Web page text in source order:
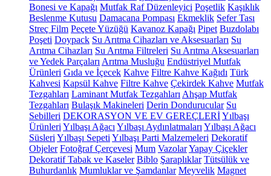
Bonesi ve Kapağı Mutfak Raf Düzenleyici Poşetlik Kaşıklık
Beslenme Kutusu Damacana Pompası Ekmeklik Sefer Tası
Streç Film Peçete Yüzüğü Kavanoz Kapağı Pipet Buzdolabı
Poşeti Doypack Su Arıtma Cihazları ve Aksesuarları Su
Arıtma Cihazları Su Arıtma Filtreleri Su Arıtma Aksesuarları
ve Yedek Parçaları Arıtma Musluğu Endüstriyel Mutfak
Ürünleri Gıda ve İçecek Kahve Filtre Kahve Kağıdı Türk
Kahvesi Kapsül Kahve Filtre Kahve Çekirdek Kahve Mutfak
Tezgahları Laminant Mutfak Tezgahları Ahşap Mutfak
Tezgahları Bulaşık Makineleri Derin Dondurucular Su
Sebilleri DEKORASYON VE EV GEREÇLERİYılbaşı
Ürünleri Yılbaşı Ağacı Yılbaşı Aydınlatmaları Yılbaşı Ağacı
Süsleri Yılbaşı Sepeti Yılbaşı Parti Malzemeleri Dekoratif
Objeler Fotoğraf Çerçevesi Mum VazolarYapay Çiçekler
Dekoratif Tabak ve Kaseler Biblo Şaraplıklar Tütsülük ve
Buhurdanlık Mumluklar ve Şamdanlar Meyvelik Magnet